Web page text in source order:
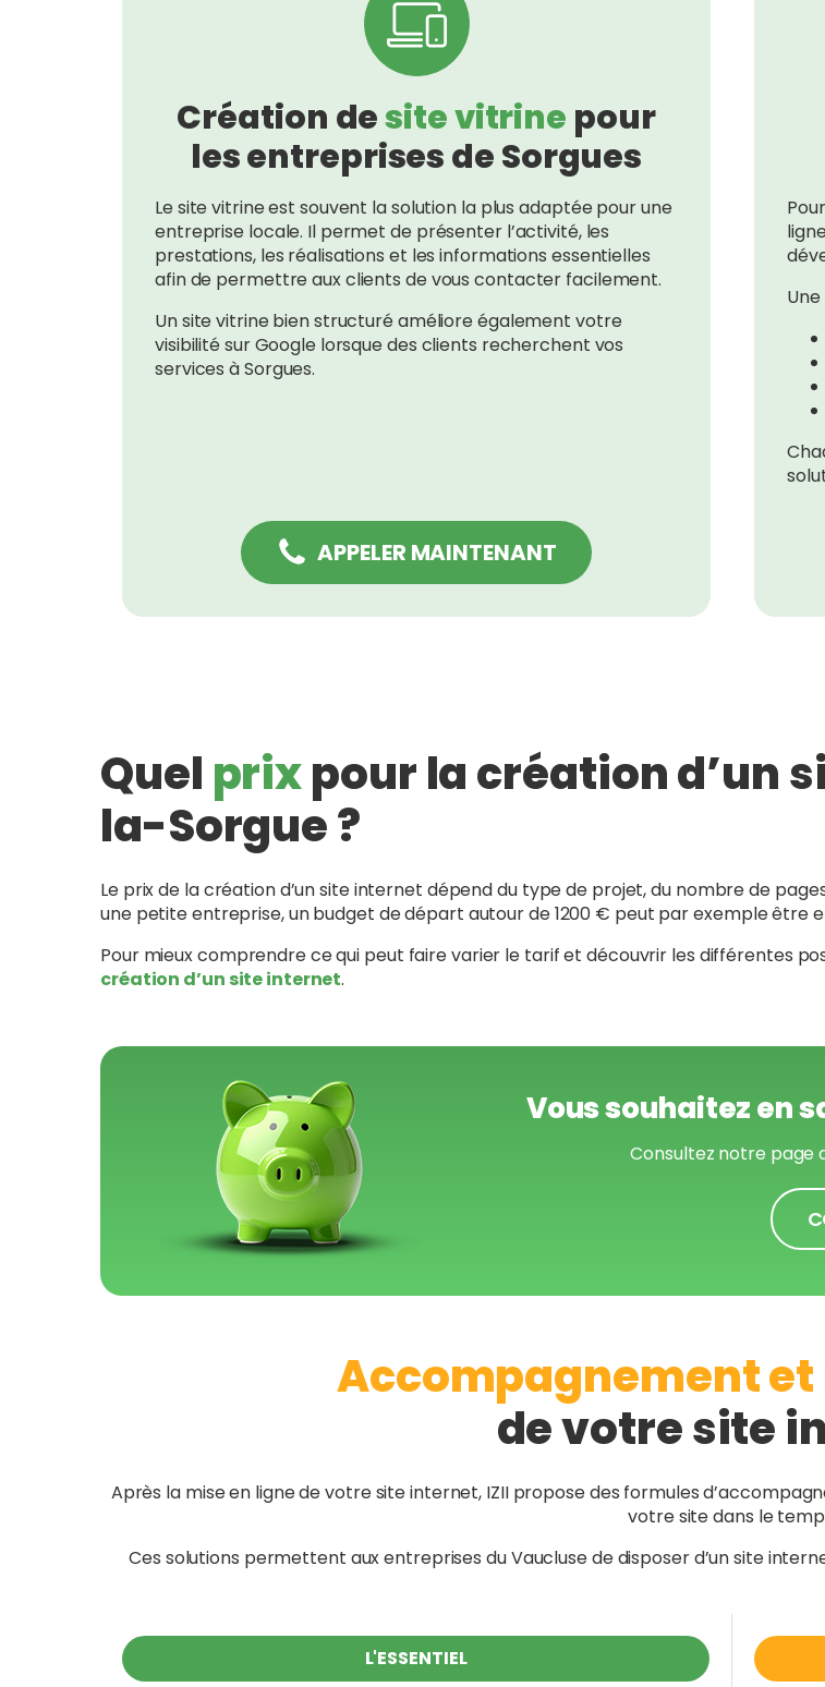
Création desite vitrine pour
les entreprises de Sorgues
Le site vitrine est souvent la solution la plus adaptée pour une
entreprise locale. Il permet de présenter l’activité, les
prestations, les réalisations et les informations essentielles
afin de permettre aux clients de vous contacter facilement.
Un site vitrine bien structuré améliore également votre
visibilité sur Google lorsque des clients recherchent vos
services à Sorgues.
APPELER MAINTENANT
Quel prixpour la création d’un
la-Sorgue ?
Le prix de la création d’un site internet dépend du type de projet, du nombre de
une petite entreprise, un budget de départ autour de 1200 € peut par exemple être
Pour mieux comprendre ce qui peut faire varier le tarif et découvrir les différentes
création d’un site internet.
Vous souhaitez en
Consultez notre page
Accompagnement
de votre site
Après la mise en ligne de votre site internet, IZII propose des formules
votre site dans le
Ces solutions permettent aux entreprises du Vaucluse de disposer d’un site
L'ESSENTIEL